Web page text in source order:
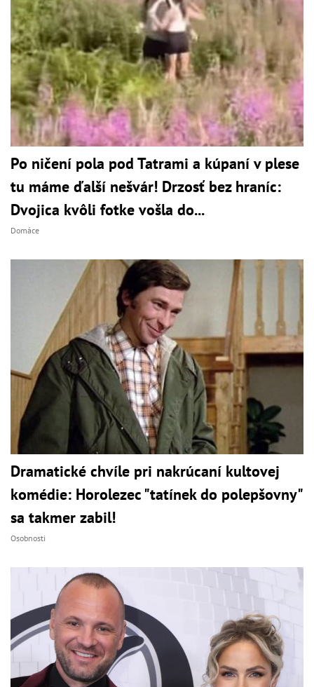
Po ničení pola pod Tatrami a kúpaní v plese
tu máme ďalší nešvár! Drzosť bez hraníc:
Dvojica kvôli fotke vošla do...
Domáce
Dramatické chvíle pri nakrúcaní kultovej
komédie: Horolezec "tatínek do polepšovny"
sa takmer zabil!
Osobnosti